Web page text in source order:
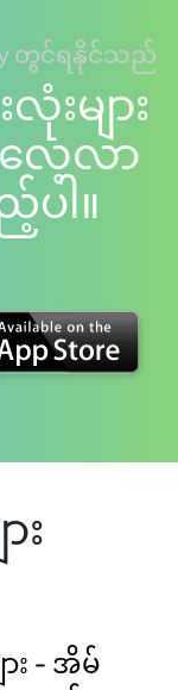
တွင်ရနိုင်သည်
းများ
လေ့လာ
ပါ။
း
း - အိမ်